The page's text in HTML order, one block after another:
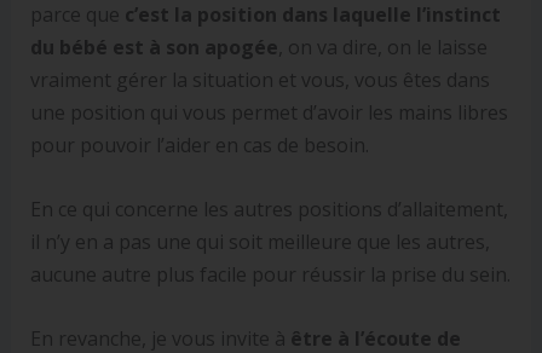
parce que c’est la position dans laquelle l’instinct
du bébé est à son apogée , on va dire, on le laisse
vraiment gérer la situation et vous, vous êtes dans
une position qui vous permet d’avoir les mains libres
pour pouvoir l’aider en cas de besoin.
En ce qui concerne les autres positions d’allaitement,
il n’y en a pas une qui soit meilleure que les autres,
aucune autre plus facile pour réussir la prise du sein.
En revanche, je vous invite à être à l’écoute de